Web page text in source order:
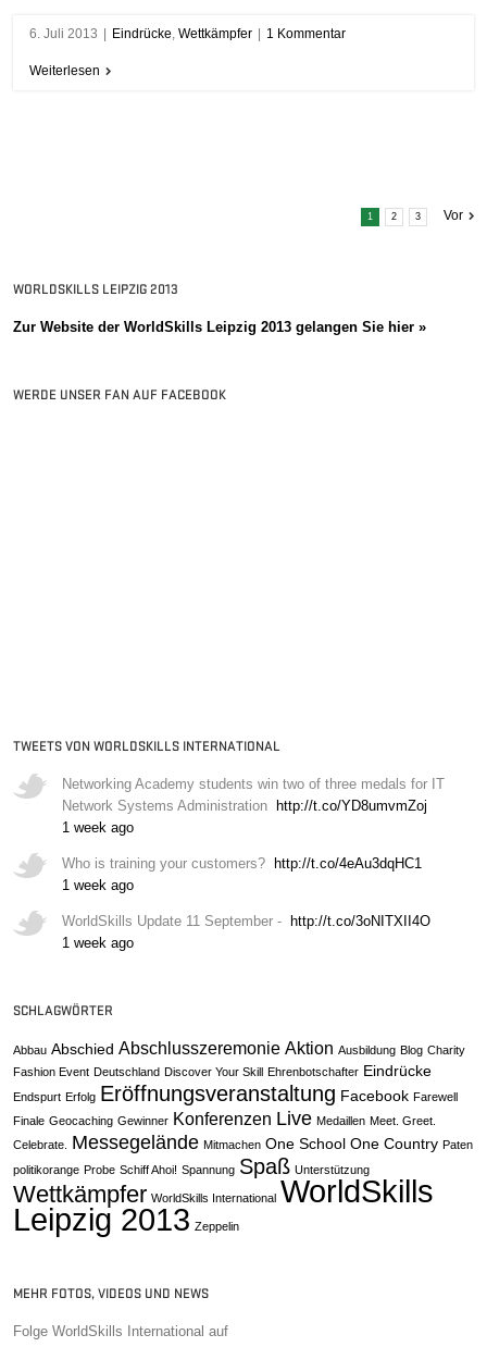
6. Juli 2013 Eindrücke, Wettkämpfer 1 Kommentar
Weiterlesen
1 2 3 Vor
WORLDSKILLS LEIPZIG 2013
Zur Website der WorldSkills Leipzig 2013 gelangen Sie hier »
WERDE UNSER FAN AUF FACEBOOK
TWEETS VON WORLDSKILLS INTERNATIONAL
Networking Academy students win two of three medals for IT
Network Systems Administration
http://t.co/YD8umvmZoj
1 week ago
Who is training your customers?
http://t.co/4eAu3dqHC1
1 week ago
WorldSkills Update 11 September -
http://t.co/3oNITXII4O
1 week ago
SCHLAGWÖRTER
Abbau Abschied Abschlusszeremonie Aktion Ausbildung Blog Charity
Fashion Event Deutschland Discover Your Skill Ehrenbotschafter Eindrücke
Endspurt Erfolg Eröffnungsveranstaltung Facebook Farewell
Finale Geocaching Gewinner Konferenzen Live Medaillen Meet. Greet.
Celebrate. Messegelände Mitmachen One School One Country Paten
politikorange Probe Schiff Ahoi! Spannung Spaß Unterstützung
Wettkämpfer WorldSkills International WorldSkills
Leipzig 2013 Zeppelin
MEHR FOTOS, VIDEOS UND NEWS
Folge WorldSkills International auf